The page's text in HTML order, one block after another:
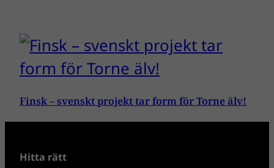
Finsk – svenskt projekt tar form för Torne älv!
Hitta rätt